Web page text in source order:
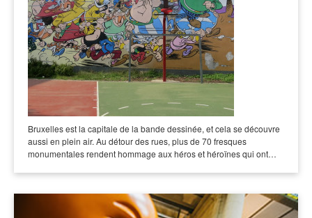
Bruxelles est la capitale de la bande dessinée, et cela se découvre
aussi en plein air. Au détour des rues, plus de 70 fresques
monumentales rendent hommage aux héros et héroïnes qui ont…